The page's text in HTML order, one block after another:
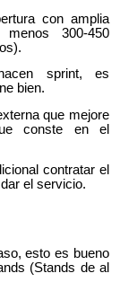
con amplia
menos 300-450
sprint, es
bien.
que mejore
conste en el
contratar el
el servicio.
esto es bueno
(Stands de al